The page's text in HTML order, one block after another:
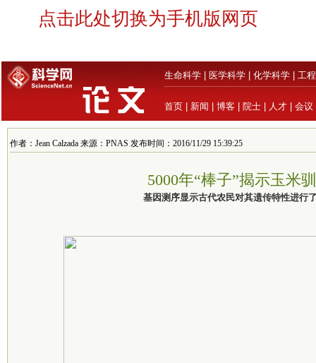
点击此处切换为手机版网页
生命科学 医学科学 化学科学 工
首页 新闻 博客 院士 人才 会议
作者：Jean Calzada 来源：PNAS 发布时间：2016/11/29 15:39:25
5000年“棒子”揭示玉米
基因测序显示古代农民对其遗传特性进行